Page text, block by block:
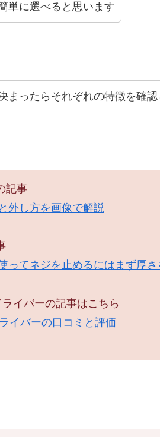
単に選べると思います
まったらそれぞれの特徴を確認
記事
外し方を画像で解説
てネジを止めるにはまず厚さ
イバーの記事はこちら
イバーの口コミと評価